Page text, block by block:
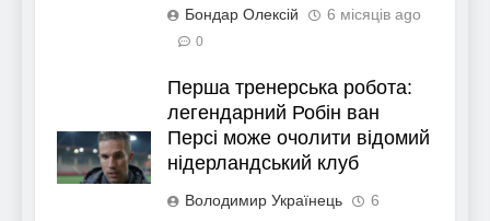
Бондар Олексій 6 місяців ago
0
Перша тренерська робота:
легендарний Робін ван
Персі може очолити відомий
нідерландський клуб
Володимир Українець
6